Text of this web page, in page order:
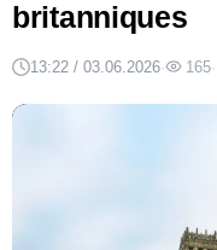
britanniques
13:22 / 03.06.2026· 165·